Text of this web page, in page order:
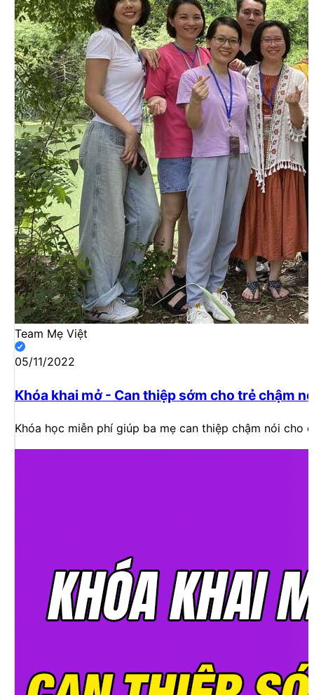
Team Mẹ Việt
05/11/2022
Khóa khai mở - Can thiệp sớm cho trẻ chậm
Khóa học miễn phí giúp ba mẹ can thiệp chậm nói cho